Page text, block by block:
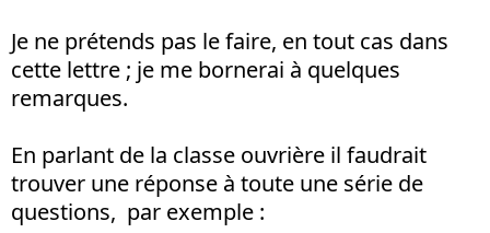
Je ne prétends pas le faire, en tout cas dans
cette lettre ; je me bornerai à quelques
remarques.
En parlant de la classe ouvrière il faudrait
trouver une réponse à toute une série de
questions, par exemple :